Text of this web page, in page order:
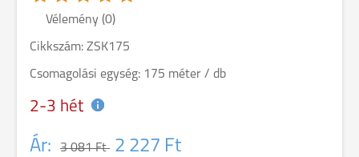
Vélemény (0)
Cikkszám: ZSK175
Csomagolási egység: 175 méter / db
2-3 hét
Ár: 3 081 Ft 2 227 Ft